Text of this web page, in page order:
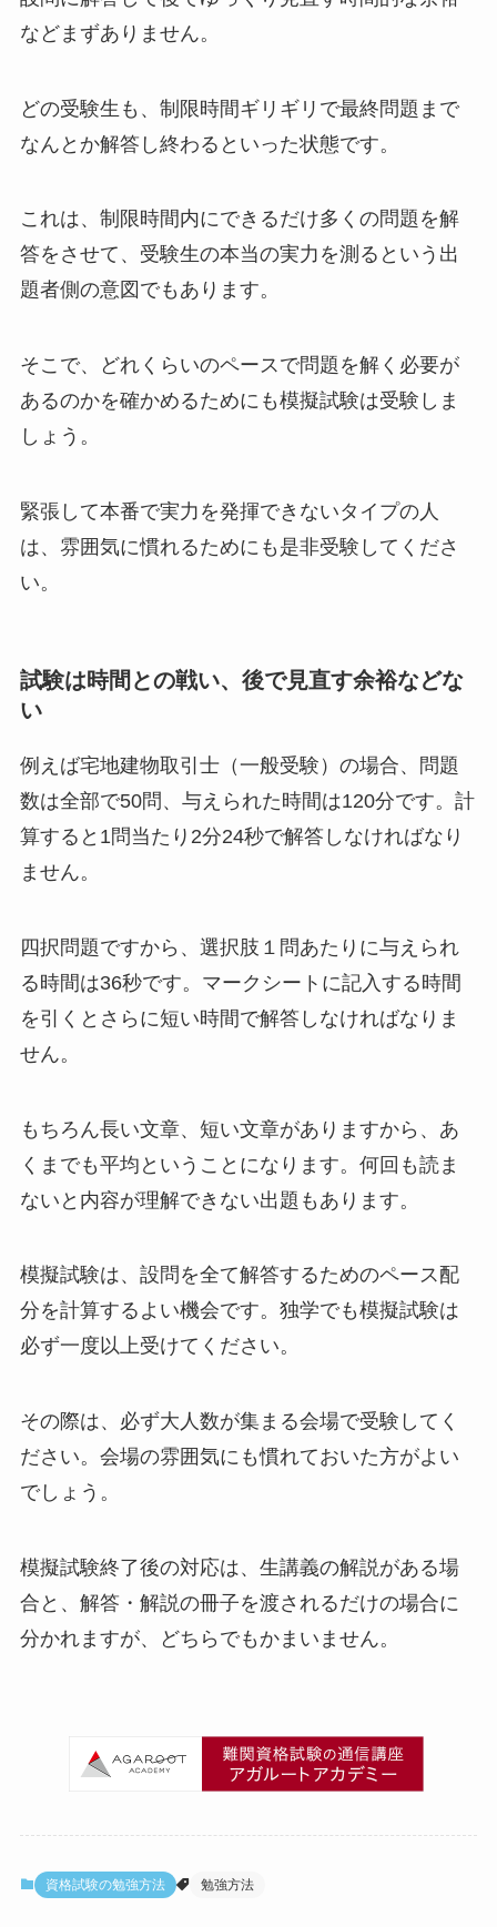
などまずありません。
どの受験生も、制限時間ギリギリで最終問題まで
なんとか解答し終わるといった状態です。
これは、制限時間内にできるだけ多くの問題を解
答をさせて、受験生の本当の実力を測るという出
題者側の意図でもあります。
そこで、どれくらいのペースで問題を解く必要が
あるのかを確かめるためにも模擬試験は受験しま
しょう。
緊張して本番で実力を発揮できないタイプの人
は、雰囲気に慣れるためにも是非受験してくださ
い。
試験は時間との戦い、後で見直す余裕などな
い
例えば宅地建物取引士（一般受験）の場合、問題
数は全部で50問、与えられた時間は120分です。計
算すると1問当たり2分24秒で解答しなければなり
ません。
四択問題ですから、選択肢１問あたりに与えられ
る時間は36秒です。マークシートに記入する時間
を引くとさらに短い時間で解答しなければなりま
せん。
もちろん長い文章、短い文章がありますから、あ
くまでも平均ということになります。何回も読ま
ないと内容が理解できない出題もあります。
模擬試験は、設問を全て解答するためのペース配
分を計算するよい機会です。独学でも模擬試験は
必ず一度以上受けてください。
その際は、必ず大人数が集まる会場で受験してく
ださい。会場の雰囲気にも慣れておいた方がよい
でしょう。
模擬試験終了後の対応は、生講義の解説がある場
合と、解答・解説の冊子を渡されるだけの場合に
分かれますが、どちらでもかまいません。
資格試験の勉強方法 勉強方法